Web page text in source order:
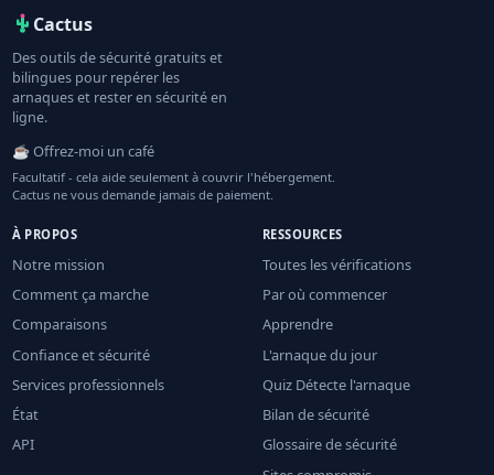
Cactus
Des outils de sécurité gratuits et
bilingues pour repérer les
arnaques et rester en sécurité en
ligne.
☕ Offrez-moi un café
Facultatif - cela aide seulement à couvrir l'hébergement.
Cactus ne vous demande jamais de paiement.
À PROPOS
Notre mission
Comment ça marche
Comparaisons
Confiance et sécurité
Services professionnels
État
API
RESSOURCES
Toutes les vérifications
Par où commencer
Apprendre
L'arnaque du jour
Quiz Détecte l'arnaque
Bilan de sécurité
Glossaire de sécurité